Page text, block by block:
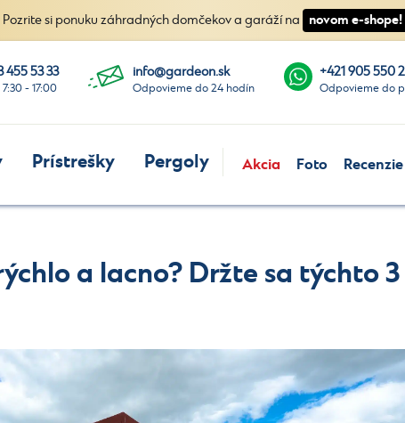
Pozrite si ponuku záhradných domčekov a garáží na novom e-shope!
455 53 33
- 17:00
info@gardeon.sk
Odpovieme do 24 hodín
+421 905 550
Odpovieme do
Prístrešky Pergoly Akcia Foto Recenzie
a lacno? Držte sa týchto 3